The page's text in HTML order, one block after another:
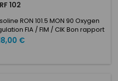
102
RON 101.5 MON 90 Oxygen
FIA / FIM / CIK Bon rapport
plus de puissance et une très
compare au carburant des
€